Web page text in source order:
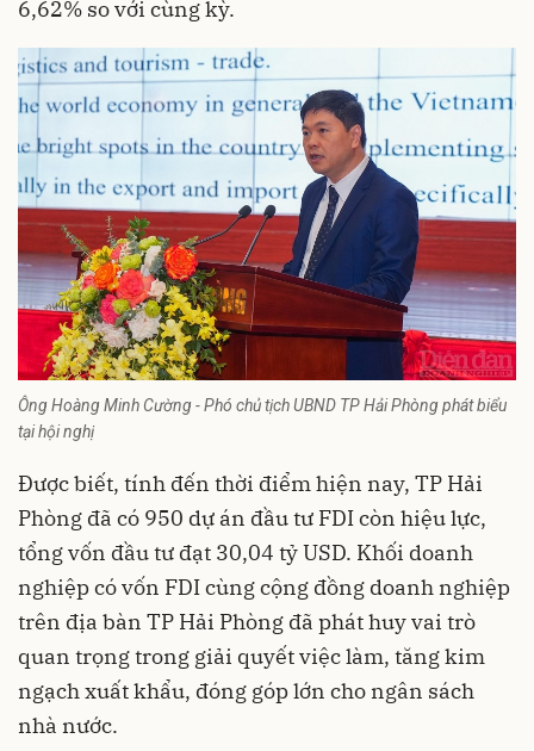
6,62% so với cùng kỳ.
Ông Hoàng Minh Cường - Phó chủ tịch UBND TP Hải Phòng phát biểu
tại hội nghị
Được biết, tính đến thời điểm hiện nay, TP Hải
Phòng đã có 950 dự án đầu tư FDI còn hiệu lực,
tổng vốn đầu tư đạt 30,04 tỷ USD. Khối doanh
nghiệp có vốn FDIcùng cộng đồng doanh nghiệp
trên địa bàn TP Hải Phòng đã phát huy vai trò
quan trọng trong giải quyết việc làm, tăng kim
ngạch xuất khẩu, đóng góp lớn cho ngân sách
nhà nước.